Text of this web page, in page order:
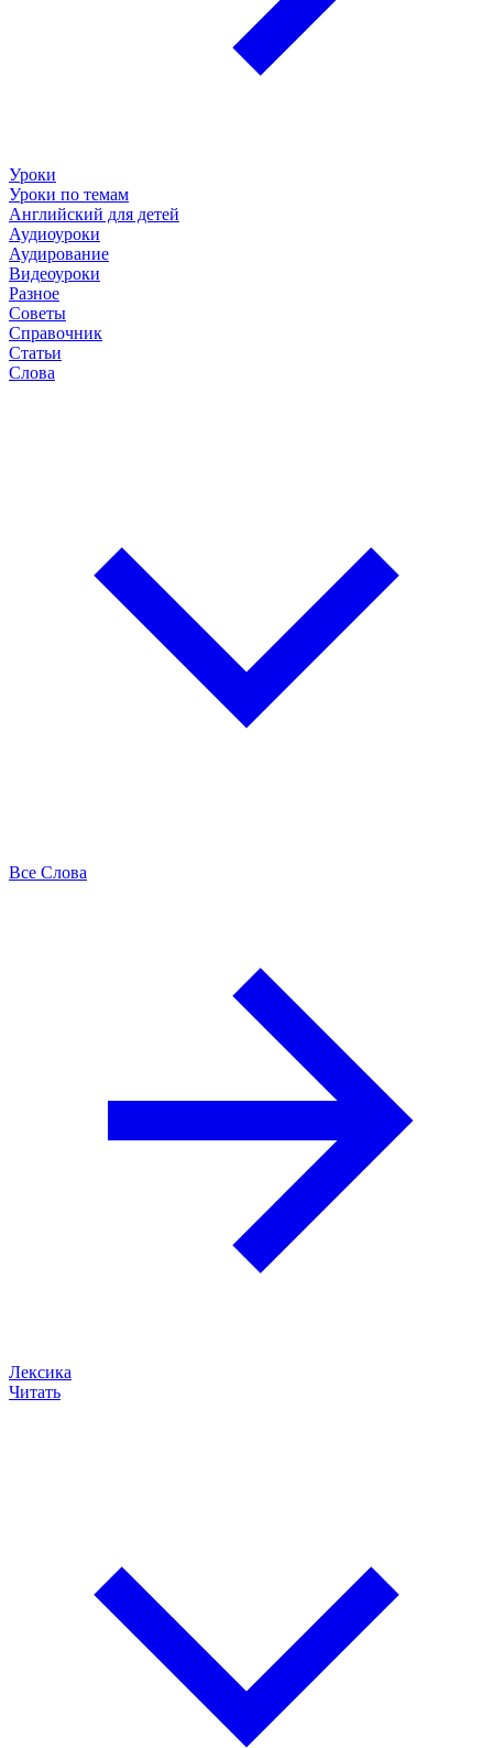
Уроки
Уроки по темам
Английский для детей
Аудиоуроки
Аудирование
Видеоуроки
Разное
Советы
Справочник
Статьи
Слова
Все Слова
Лексика
Читать